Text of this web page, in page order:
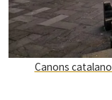
Canons